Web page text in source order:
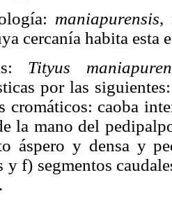
maniapurensis,
cercanía habita esta
Tityus
por las
cromáticos: caoba
la mano del
áspero y densa y
y f) segmentos